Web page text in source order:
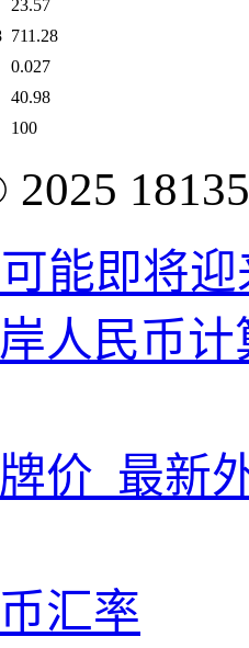
23.57
711.28
0.027
40.98
100
能即将
人民币
价_最新
汇率